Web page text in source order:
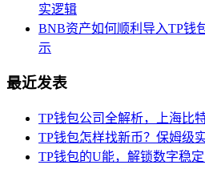
实逻辑
BNB资产如何顺利导入TP钱
示
最近发表
TP钱包公司全解析，上海比
TP钱包怎样找新币？保姆级
TP钱包的U能，解锁数字稳